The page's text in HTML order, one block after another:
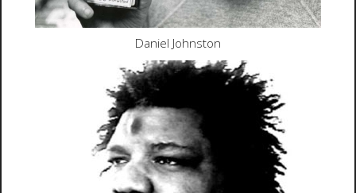
Daniel Johnston